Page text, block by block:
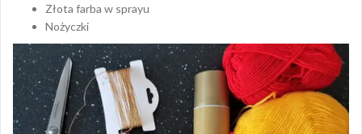
Złota farba w sprayu
Nożyczki